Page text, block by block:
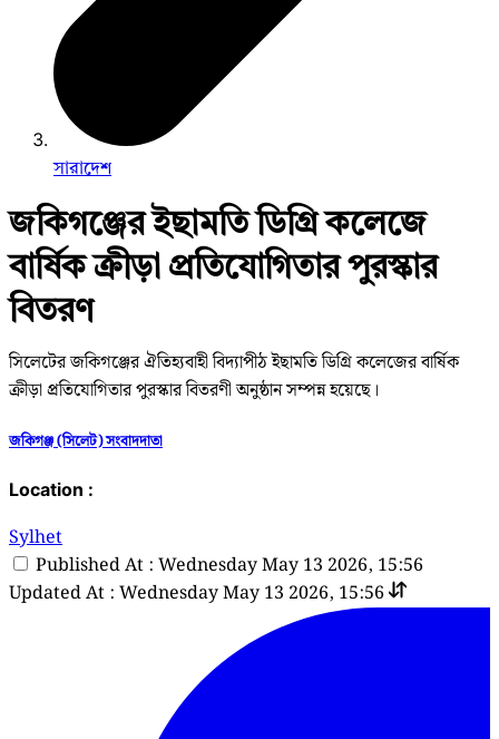
সারাদেশ
জকিগঞ্জের ইছামতি ডিগ্রি কলেজে
বার্ষিক ক্রীড়া প্রতিযোগিতার পুরস্কার
বিতরণ
সিলেটের জকিগঞ্জের ঐতিহ্যবাহী বিদ্যাপীঠ ইছামতি ডিগ্রি কলেজের বার্ষিক
ক্রীড়া প্রতিযোগিতার পুরস্কার বিতরণী অনুষ্ঠান সম্পন্ন হয়েছে।
জকিগঞ্জ (সিলেট) সংবাদদাতা
Location :
Sylhet
Published At : Wednesday May 13 2026, 15:56
Updated At : Wednesday May 13 2026, 15:56